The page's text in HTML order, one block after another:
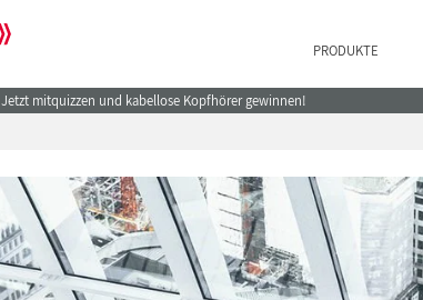
PRODUKTE
Jetzt mitquizzen und kabellose Kopfhörer gewinnen!